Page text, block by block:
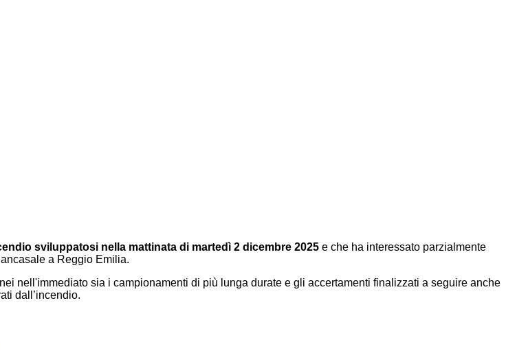
sviluppatosi nella mattinata di martedì 2 dicembre 2025 e che ha interessato parzialmente
a Reggio Emilia.
nell'immediato sia i campionamenti di più lunga durate e gli accertamenti finalizzati a seguire anche
dall’incendio.